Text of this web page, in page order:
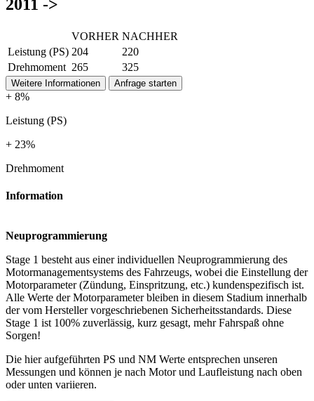
2011 ->
VORHER NACHHER
Leistung (PS) 204
220
Drehmoment 265 325
Weitere Informationen Anfrage starten
+ 8%
Leistung (PS)
+ 23%
Drehmoment
Information
Neuprogrammierung
Stage 1 besteht aus einer individuellen Neuprogrammierung des
Motormanagementsystems des Fahrzeugs, wobei die Einstellung der
Motorparameter (Zündung, Einspritzung, etc.) kundenspezifisch ist.
Alle Werte der Motorparameter bleiben in diesem Stadium innerhalb
der vom Hersteller vorgeschriebenen Sicherheitsstandards. Diese
Stage 1 ist 100% zuverlässig, kurz gesagt, mehr Fahrspaß ohne
Sorgen!
Die hier aufgeführten PS und NM Werte entsprechen unseren
Messungen und können je nach Motor und Laufleistung nach oben
oder unten variieren.